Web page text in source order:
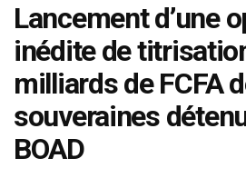
Lancement d’une
inédite de
milliards de FCFA
souveraines
BOAD